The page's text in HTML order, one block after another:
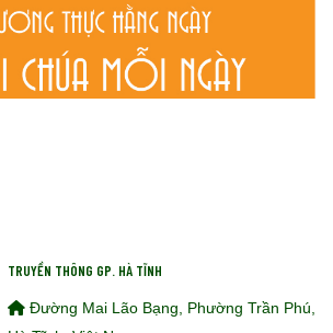
TRUYỀN THÔNG GP. HÀ TĨNH
Đường Mai Lão Bạng, Phường Trần Phú,